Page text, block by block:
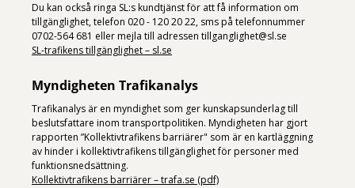
Du kan också ringa SL:s kundtjänst för att få information om
tillgänglighet, telefon 020 - 120 20 22, sms på telefonnummer
0702-564 681 eller mejla till adressen tillganglighet@sl.se
SL-trafikens tillgänglighet – sl.se
Myndigheten Trafikanalys
Trafikanalys är en myndighet som ger kunskapsunderlag till
beslutsfattare inom transportpolitiken. Myndigheten har gjort
rapporten ”Kollektivtrafikens barriärer" som är en kartläggning
av hinder i kollektivtrafikens tillgänglighet för personer med
funktionsnedsättning.
Kollektivtrafikens barriärer – trafa.se (pdf)